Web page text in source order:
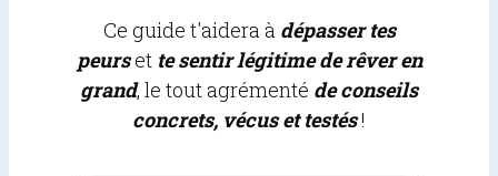
Ce guide t'aidera à dépasser tes
peurset te sentir légitime de rêver en
grand, le tout agrémenté de conseils
concrets, vécus et testés!